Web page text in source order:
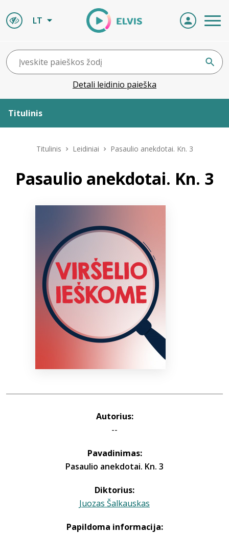
LT
Detali leidinio paieška
Titulinis
Leidiniai
Bibliotekoms
info@elvislab.lt
Titulinis Leidiniai Pasaulio anekdotai. Kn. 3
Pasaulio anekdotai. Kn. 3
Autorius:
--
Pavadinimas:
Pasaulio anekdotai. Kn. 3
Diktorius:
Juozas Šalkauskas
Papildoma informacija: